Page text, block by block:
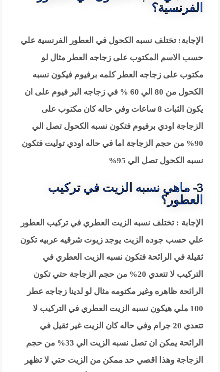
الفرنسية؟
الإجابة: تختلف نسبه الكحول في العطور الفرنسية علي
حسب الاسم المكتوب على زجاجه العطر مثال لو
مكتوب على زجاجه العطر كلمه برفيوم فيكون نسبه
الكحول من 80 الي 60 % في زجاجه البر فيوم على ان
يكون الثبات 8 ساعات وفي حاله كان مكتوب على
الزجاجة اودي برفيوم فتكون نسبه الكحول تصل الي
90% من حجم الزجاجة اما في حاله اودي توليت فتكون
نسبه الكحول تصل الي 95%
3- ماهي نسبه الزيت في تركيب
العطور؟
الإجابة : تختلف نسبه الزيت العطري في تركيب العطور
علي حسب جوده الزيت يوجد زيوت شرقيه عربيه تكون
ثقيلة في الرائحة فتكون نسبه الزيت العطري في
التركيب لا تتعدي 20% من حجم الزجاجة حتي تكون
الرائحة ظاهره وغير مكتومه مثال لو لدينا زجاجه عطر
100 ملي هيكون نسبه الزيت العطري في التركيب لا
تتعدي 20 جرام وفي حاله كان الزيت غير ثقيل في
الرائحة يمكن ان تصل نسبه الزيت الي 33% من حجم
الزجاجة وهذا اقصي حد ممكن من الزيت حتي لا تظهر